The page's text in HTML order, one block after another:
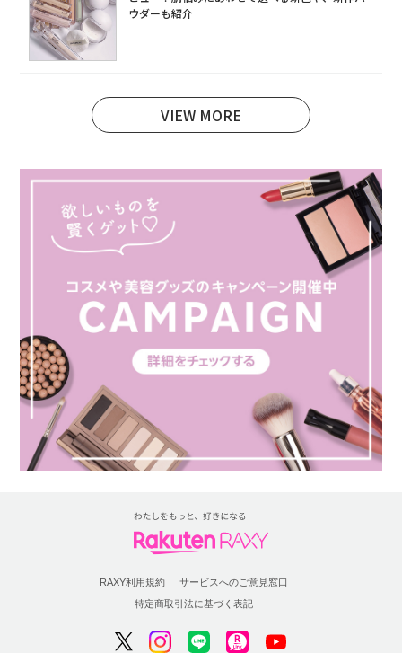
ウダーも紹介
VIEW MORE
RAXY利用規約
サービスへのご意見窓口
特定商取引法に基づく表記